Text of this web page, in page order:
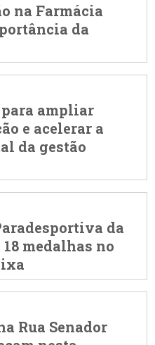
na Farmácia
da
ampliar
e acelerar a
da gestão
da
medalhas no
Rua Senador